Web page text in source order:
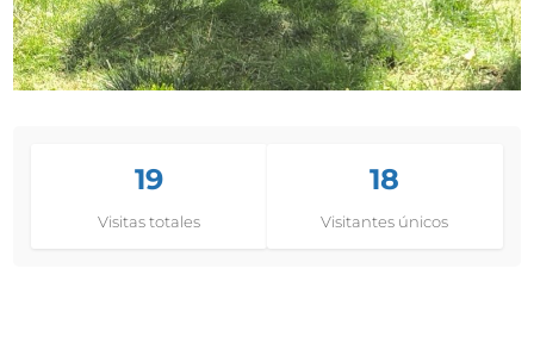
19
Visitas totales
18
Visitantes únicos